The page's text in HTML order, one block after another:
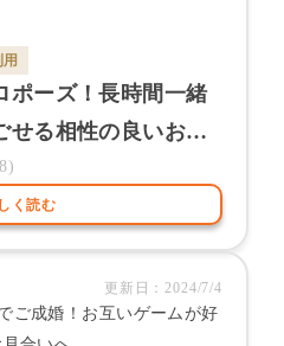
ポーズ！長時間一緒
せる相性の良いお二
)
く読む
更新日：2024/7/4